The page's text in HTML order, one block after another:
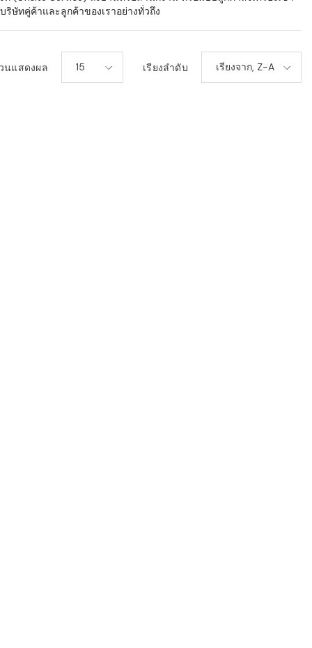
ษัทคู่ค้าและลูกค้าของเราอย่างทั่วถึง
นแสดงผล 15 เรียงลำดับ เรียงจาก, Z-A